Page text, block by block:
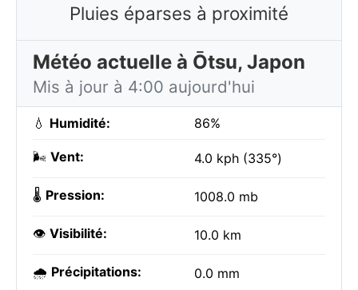
Pluies éparses à proximité
Météo actuelle à Ōtsu, Japon
Mis à jour à 4:00 aujourd'hui
💧 Humidité: 86%
🌬️ Vent: 4.0 kph (335°)
🌡️ Pression: 1008.0 mb
👁️ Visibilité: 10.0 km
🌧️ Précipitations: 0.0 mm